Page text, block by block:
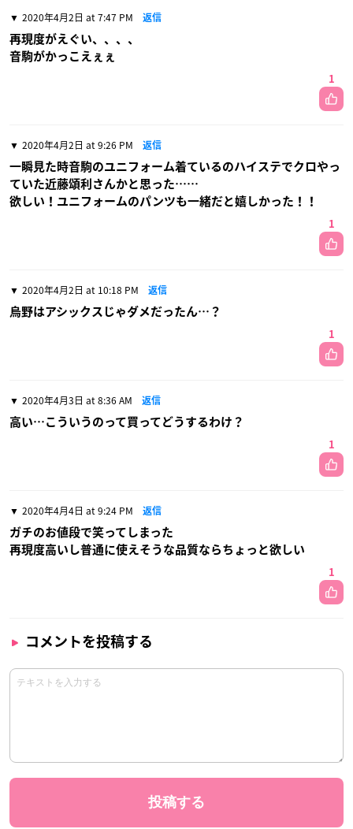
2020年4月2日 at 7:47 PM 返信
再現度がえぐい、、、、
音駒がかっこえぇぇ
1
2020年4月2日 at 9:26 PM 返信
一瞬見た時音駒のユニフォーム着ているのハイステでクロやっ
ていた近藤頌利さんかと思った……
欲しい！ユニフォームのパンツも一緒だと嬉しかった！！
1
2020年4月2日 at 10:18 PM 返信
烏野はアシックスじゃダメだったん…？
1
2020年4月3日 at 8:36 AM 返信
高い…こういうのって買ってどうするわけ？
1
2020年4月4日 at 9:24 PM 返信
ガチのお値段で笑ってしまった
再現度高いし普通に使えそうな品質ならちょっと欲しい
1
コメントを投稿する